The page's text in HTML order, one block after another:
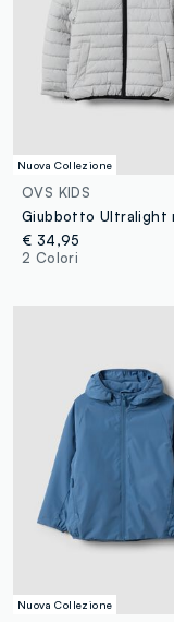
Nuova Collezione
OVS KIDS
€ 34,95
2 Colori
Nuova Collezione